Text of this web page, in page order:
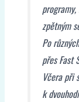
zpětným
Po
přes Fast
Včera při
k